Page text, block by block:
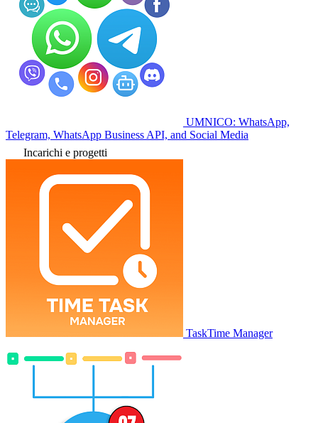
UMNICO: WhatsApp,
Telegram, WhatsApp Business API, and Social Media
Incarichi e progetti
TaskTime Manager